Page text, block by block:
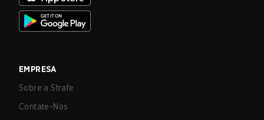
EMPRESA
Sobre a Strafe
Contate-Nos